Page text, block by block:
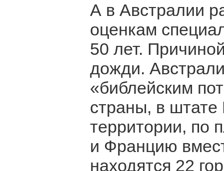
А в Австралии
оценкам
50 лет.
дожди.
«библейским
страны, в штате
территории,
и Францию
находятся 22